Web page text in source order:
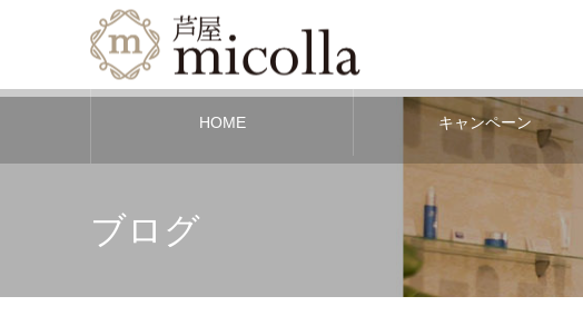
HOME キャンペーン
ブログ